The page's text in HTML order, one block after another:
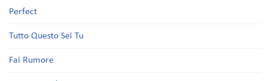
Perfect
Tutto Questo Sei Tu
Fai Rumore